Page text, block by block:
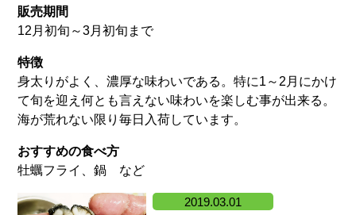
販売期間
12月初旬～3月初旬まで
特徴
身太りがよく、濃厚な味わいである。特に1～2月にかけ
て旬を迎え何とも言えない味わいを楽しむ事が出来る。
海が荒れない限り毎日入荷しています。
おすすめの食べ方
牡蠣フライ、鍋 など
2019.03.01